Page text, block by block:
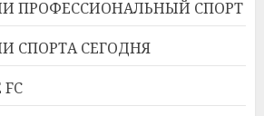
ПРОФЕССИОНАЛЬНЫЙ СПОРТ
СПОРТА СЕГОДНЯ